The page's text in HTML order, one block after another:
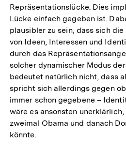
Repräsentationslücke. Dies
Lücke einfach gegeben ist.
plausibler zu sein, dass sich
von Ideen, Interessen und
durch das
solcher dynamischer Modus
bedeutet natürlich nicht, dass
spricht sich allerdings gegen
immer schon gegebene –
wäre es ansonsten unerklärlich,
zweimal Obama und danach
könnte.